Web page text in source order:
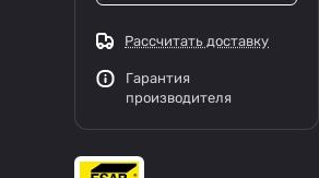
Рассчитать доставку
Гарантия
производителя